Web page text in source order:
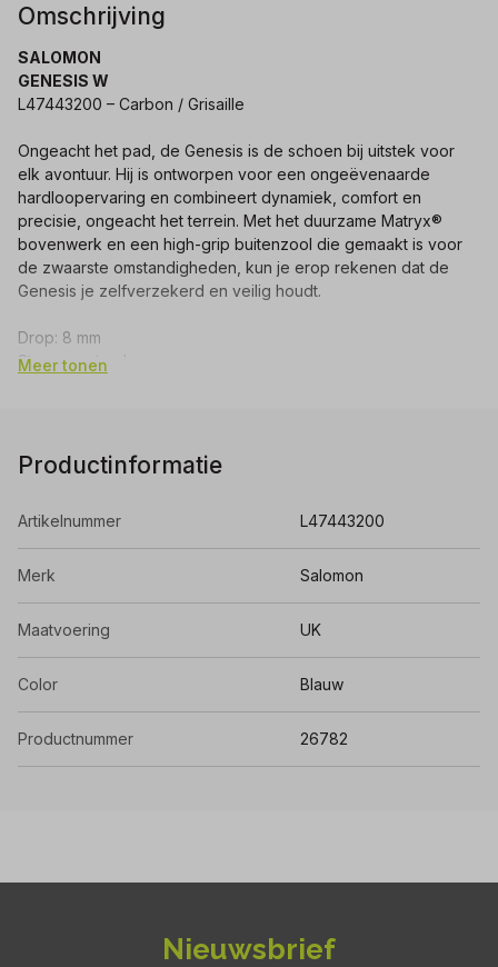
Omschrijving
SALOMON
GENESIS W
L47443200 – Carbon / Grisaille
Ongeacht het pad, de Genesis is de schoen bij uitstek voor
elk avontuur. Hij is ontworpen voor een ongeëvenaarde
hardloopervaring en combineert dynamiek, comfort en
precisie, ongeacht het terrein. Met het duurzame Matryx®
bovenwerk en een high-grip buitenzool die gemaakt is voor
de zwaarste omstandigheden, kun je erop rekenen dat de
Genesis je zelfverzekerd en veilig houdt.
Drop: 8 mm
Steun: neutraal
Meer tonen
Productinformatie
Artikelnummer L47443200
Merk Salomon
Maatvoering UK
Color Blauw
Productnummer 26782
Nieuwsbrief